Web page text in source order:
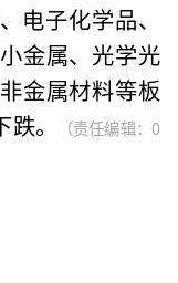
电子化学品、
金属、光学光
金属材料等板
。
（责任编辑：0